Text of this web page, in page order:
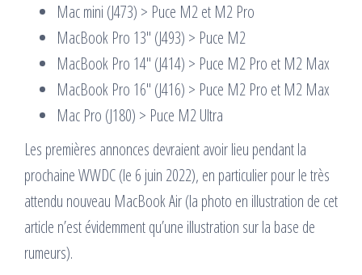
Mac mini (J473) > Puce M2 et M2 Pro
MacBook Pro 13″ (J493) > Puce M2
MacBook Pro 14″ (J414) > Puce M2 Pro et M2 Max
MacBook Pro 16″ (J416) > Puce M2 Pro et M2 Max
Mac Pro (J180) > Puce M2 Ultra
Les premières annonces devraient avoir lieu pendant la
prochaine WWDC (le 6 juin 2022), en particulier pour le très
attendu nouveau MacBook Air (la photo en illustration de cet
article n’est évidemment qu’une illustration sur la base de
rumeurs).